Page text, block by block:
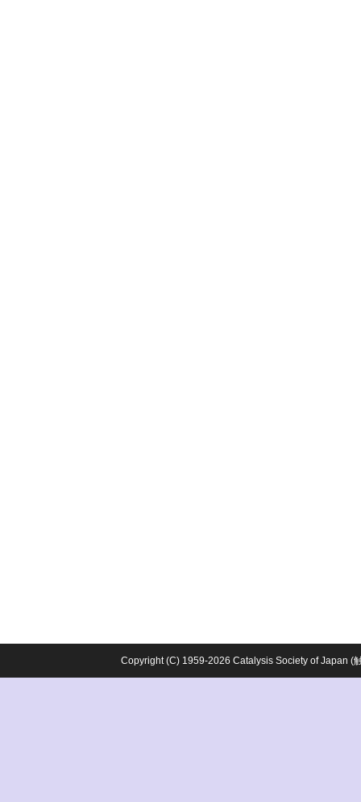
Copyright (C) 1959-2026 Catalysis Society of Japan (